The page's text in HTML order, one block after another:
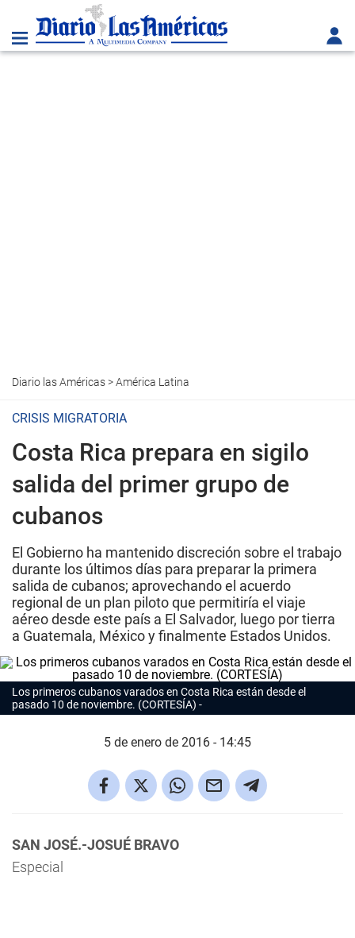
Diario las Américas>América Latina
CRISIS MIGRATORIA
Costa Rica prepara en sigilo
salida del primer grupo de
cubanos
El Gobierno ha mantenido discreción sobre el trabajo
durante los últimos días para preparar la primera
salida de cubanos; aprovechando el acuerdo
regional de un plan piloto que permitiría el viaje
aéreo desde este país a El Salvador, luego por tierra
a Guatemala, México y finalmente Estados Unidos.
Los primeros cubanos varados en Costa Rica están desde el
pasado 10 de noviembre. (CORTESÍA)
5 de enero de 2016 - 14:45
SAN JOSÉ.-JOSUÉ BRAVO
Especial